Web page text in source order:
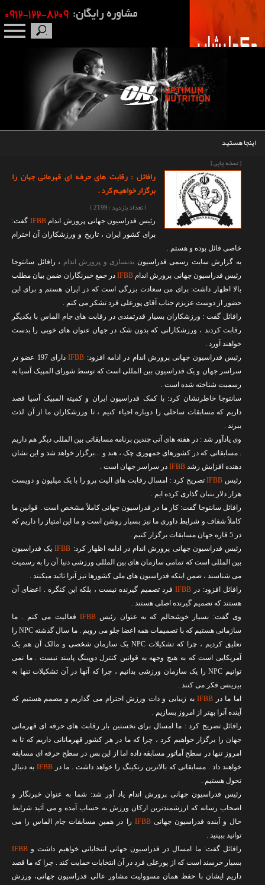
تماس با ما
اینجا هستید
[ نسخه چاپی ]
رافائل : رقابت های حرفه ای قهرمانی جهان را
برگزار خواهیم کرد .
( تعداد بازدید : 2199 )
رئیس فدراسیون جهانی پرورش اندام IFBB گفت:
برای کشور ایران ، تاریخ و ورزشکاران آن احترام
خاصی قائل بوده و هستم .
به گزارش سایت رسمی فدراسیون بدنسازی و پرورش اندام ، رافائل سانتوجا
رئیس فدراسیون جهانی پرورش اندام IFBB در جمع خبرنگاران ضمن بیان مطلب
بالا اظهار داشت: برای من سعادت بزرگی است که در ایران هستم و برای این
حضور از دوست عزیزم جناب آقای پورعلی فرد تشکر می کنم .
رافائل گفت : ورزشکاران بسیار قدرتمندی در رقابت های جام الماس با یکدیگر
رقابت کردند ، ورزشکارانی که بدون شک در جهان عنوان های خوبی را بدست
خواهند آورد .
رئیس فدراسیون جهانی پرورش اندام در ادامه افزود: IFBB
دارای 197 عضو در
سراسر جهان و یک فدراسیون بین المللی است که توسط شورای المپیک آسیا به
رسمیت شناخته شده است .
سانتوجا خاطرنشان کرد: با کمک فدراسیون ایران و کمیته المپیک آسیا قصد
داریم که مسابقات ساحلی را دوباره احیاء کنیم ، تا ورزشکاران ما از آن لذت
ببرند .
وی یادآور شد : در هفته های آتی چندین برنامه مسابقاتی بین المللی دیگر هم داریم
. مسابقاتی که در کشورهای جمهوری چک ، هند و ...برگزار خواهد شد و این نشان
دهنده افزایش رشد IFBB در سراسر جهان است .
رئیس IFBBتصریح کرد : امسال رقابت های الیت پرو را با یک میلیون و دویست
هزار دلار بنیان گذاری کرده ایم .
رافائل سانتوجا گفت: کار ما در فدراسیون جهانی کاملاً مشخص است . قوانین ما
کاملاً شفاف و شرایط داوری ما نیز بسیار روشن است و ما این امتیاز را داریم که
در 5 قاره جهان مسابقات برگزار کنیم .
رئیس فدراسیون جهانی پرورش اندام در ادامه اظهار کرد: IFBB یک فدراسیون
بین المللی است که تمامی سازمان های بین المللی ورزشی دنیا آن را به رسمیت
می شناسند ، ضمن اینکه فدراسیون های ملی کشورها نیز آنرا تائید میکنند .
رافائل افزود: در IFBB فرد تصمیم گیرنده نیست ، بلکه این کنگره . اعضای آن
هستند که تصمیم گیرنده اصلی هستند .
وی گفت: بسیار خوشحالم که به عنوان رئیسIFBB فعالیت می کنم . ما
سازمانی هستیم که با تصمیمات همه اعضا جلو می رویم . ما سال گذشته NPC را
تعلیق کردیم ، چرا که تشکیلات NPC یک سازمان شخصی و مالک آن هم یک
آمریکایی است که به هیچ وجهه به قوانین کنترل دوپینگ پایبند نیست . ما نمی
توانیم NPC را یک سازمان ورزشی بدانیم ، چرا که آنها در آن تشکیلات تنها به
بیزینس فکر می کنند .
اما ما در IFBBبه زیبایی و ذات ورزش احترام می گذاریم و مصمم هستیم که
آینده آنرا بهتر از امروز بسازیم .
رافائل تصریح کرد : ما امسال برای نخستین بار رقابت های حرفه ای قهرمانی
جهان را برگزار خواهیم کرد ، چرا که ما در هر کشور قهرمانانی داریم که تا به
امروز تنها در سطح آماتور مسابقه داده اما از این پس در سطح حرفه ای مسابقه
خواهند داد . مسابقاتی که بالاترین رنکینگ را خواهد داشت . ما درIFBB به دنبال
تحول هستیم .
رئیس فدراسیون جهانی پرورش اندام یاد آور شد: شما به عنوان خبرنگار و
اصحاب رسانه که ارزشمندترین ارکان ورزش به حساب آمده و می آئید شرایط
حال و آبنده فدراسیون جهانی IFBB
را در همین مسابقات جام الماس را می
توانید ببینید .
رافائل گفت: ما امسال در فدراسیون جهانی انتخاباتی خواهیم داشت و IFBB
بسیار خرسند است که از پورعلی فرد در آن انتخابات حمایت کند . چرا که ما قصد
داریم ایشان با حفظ همان مسوولیت مشاور عالی فدراسیون جهانی، ورزش